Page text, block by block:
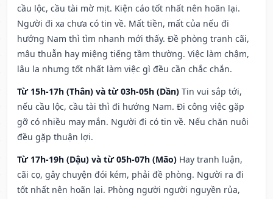
cầu lộc, cầu tài mờ mịt. Kiện cáo tốt nhất nên hoãn lại.
Người đi xa chưa có tin về. Mất tiền, mất của nếu đi
hướng Nam thì tìm nhanh mới thấy. Đề phòng tranh cãi,
mâu thuẫn hay miệng tiếng tầm thường. Việc làm chậm,
lâu la nhưng tốt nhất làm việc gì đều cần chắc chắn.
Từ 15h-17h (Thân) và từ 03h-05h (Dần) Tin vui sắp tới,
nếu cầu lộc, cầu tài thì đi hướng Nam. Đi công việc gặp
gỡ có nhiều may mắn. Người đi có tin về. Nếu chăn nuôi
đều gặp thuận lợi.
Từ 17h-19h (Dậu) và từ 05h-07h (Mão) Hay tranh luận,
cãi cọ, gây chuyện đói kém, phải đề phòng. Người ra đi
tốt nhất nên hoãn lại. Phòng người người nguyền rủa,